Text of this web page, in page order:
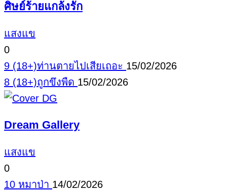
ศิษย์ร้ายแกล้งรัก
แสงแข
0
9 (18+)ท่านตายไปเสียเถอะ 15/02/2026
8 (18+)ถูกขึงพืด 15/02/2026
Dream Gallery
แสงแข
0
10 หมาป่า 14/02/2026